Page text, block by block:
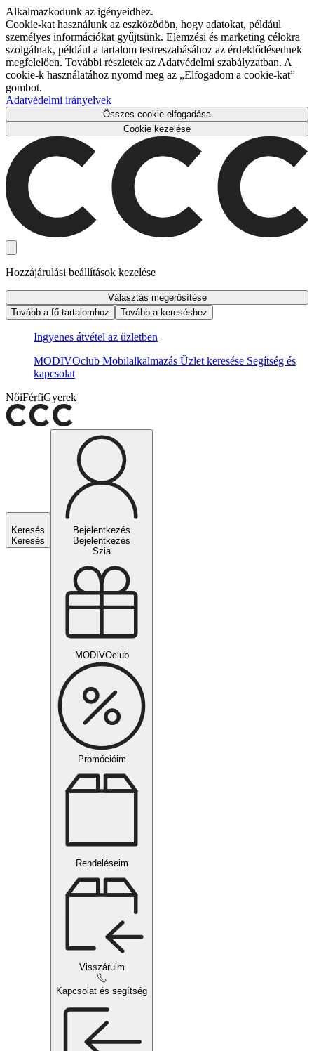
Alkalmazkodunk az igényeidhez.
Cookie-kat használunk az eszközödön, hogy adatokat, például
személyes információkat gyűjtsünk. Elemzési és marketing célokra
szolgálnak, például a tartalom testreszabásához az érdeklődésednek
megfelelően. További részletek az Adatvédelmi szabályzatban. A
cookie-k használatához nyomd meg az „Elfogadom a cookie-kat”
gombot.
Adatvédelmi irányelvek
Összes cookie elfogadása
Cookie kezelése
Hozzájárulási beállítások kezelése
Választás megerősítése
Tovább a fő tartalomhoz
Tovább a kereséshez
Ingyenes átvétel az üzletben
MODIVOclub Mobilalkalmazás Üzlet keresése Segítség és
kapcsolat
NőiFérfiGyerek
Keresés
Keresés
Bejelentkezés
Bejelentkezés
Szia
MODIVOclub
Promócióim
Rendeléseim
Visszáruim
Kapcsolat és segítség